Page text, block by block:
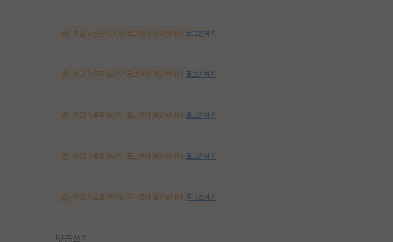
해당 댓글을 보려면 로그인이 필요합니다. 로그인하기
해당 댓글을 보려면 로그인이 필요합니다. 로그인하기
해당 댓글을 보려면 로그인이 필요합니다. 로그인하기
해당 댓글을 보려면 로그인이 필요합니다. 로그인하기
해당 댓글을 보려면 로그인이 필요합니다. 로그인하기
댓글쓰기